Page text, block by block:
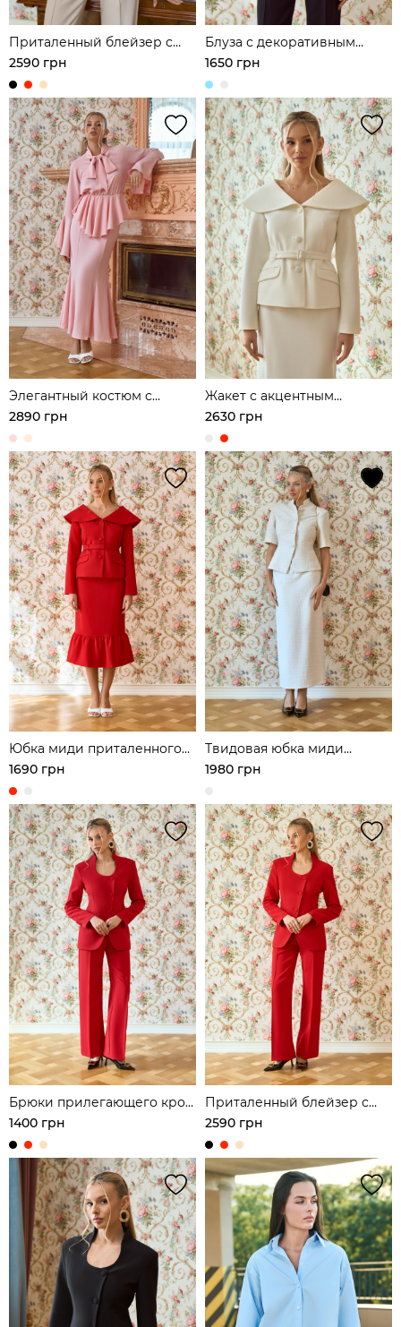
Приталенный блейзер с
фигурным вырезом на
2590 грн
Блуза с декоративным
шарфом
1650 грн
Элегантный костюм с
блузой и юбкой из легкой
2890 грн
Жакет с акцентным
широким воротником
2630 грн
Юбка миди приталенного
кроя с воланом
1690 грн
Твидовая юбка миди
приталенного кроя
1980 грн
Брюки прилегающего кроя
с акцентными строчками
1400 грн
Приталенный блейзер с
фигурным вырезом на
2590 грн